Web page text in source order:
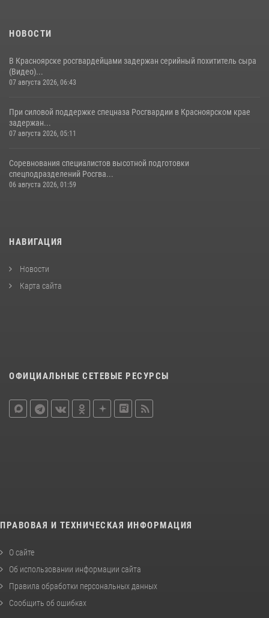
НОВОСТИ
В Красноярске росгвардейцами задержан серийный похититель сыра
(Видео)...
07 августа 2026, 06:43
При силовой поддержке спецназа Росгвардии в Красноярском крае
задержан...
07 августа 2026, 05:11
Соревнования специалистов высотной подготовки
спецподразделений Росгва...
06 августа 2026, 01:59
НАВИГАЦИЯ
Новости
Карта сайта
ОФИЦИАЛЬНЫЕ СЕТЕВЫЕ РЕСУРСЫ
ПРАВОВАЯ И ТЕХНИЧЕСКАЯ ИНФОРМАЦИЯ
О сайте
Об использовании информации сайта
Правила обработки персональных данных
Сообщить об ошибках